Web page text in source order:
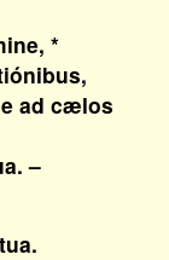
*
ad cælos
–